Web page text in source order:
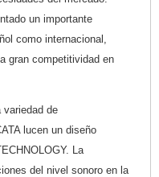
un importante
como internacional,
gran competitividad en
variedad de
lucen un diseño
La
del nivel sonoro en la